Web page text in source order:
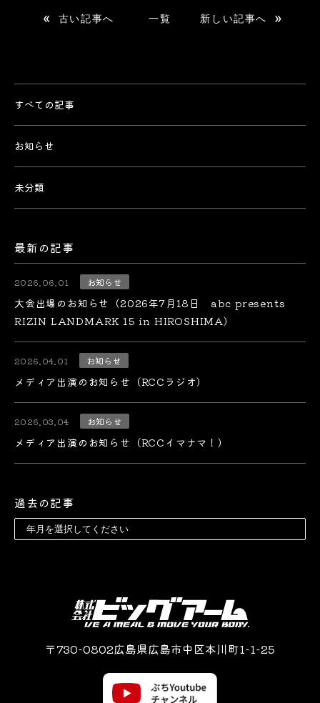
« 古い記事へ 一覧 新しい記事へ »
すべての記事
お知らせ
未分類
最新の記事
2026.06.01 お知らせ
大会出場のお知らせ（2026年7月18日 abc presents
RIZIN LANDMARK 15 in HIROSHIMA）
2026.04.01 お知らせ
メディア出演のお知らせ（RCCラジオ）
2026.03.04 お知らせ
メディア出演のお知らせ（RCCイマナマ！）
過去の記事
〒730-0802広島県広島市中区本川町1-1-25